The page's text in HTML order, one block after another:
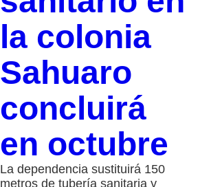
la colonia
Sahuaro
concluirá
en octubre
La dependencia sustituirá 150
metros de tubería sanitaria y